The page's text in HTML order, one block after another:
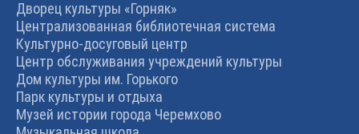
Дворец культуры «Горняк»
Централизованная библиотечная система
Культурно-досуговый центр
Центр обслуживания учреждений культуры
Дом культуры им. Горького
Парк культуры и отдыха
Музей истории города Черемхово